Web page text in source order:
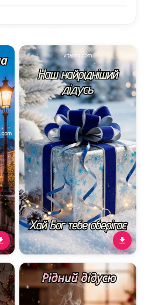
Новорічне й різдвяне
привітання для
найдорожчого дідуся з
зимовим подарунком